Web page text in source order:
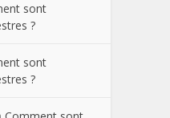
sont
?
sont
?